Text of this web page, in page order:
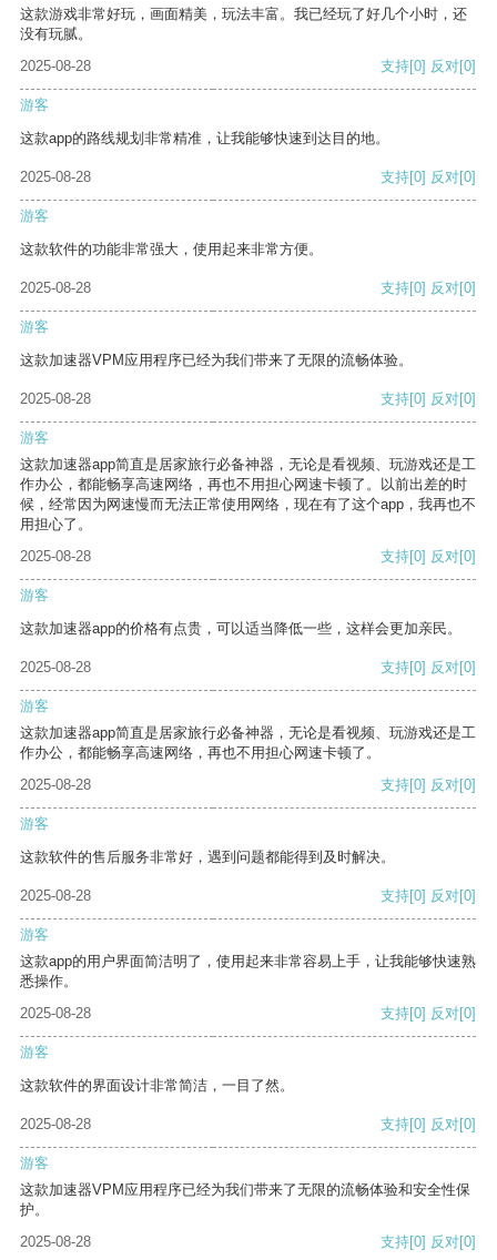
这款游戏非常好玩，画面精美，玩法丰富。我已经玩了好几个小时，还
没有玩腻。
2025-08-28
支持[0] 反对[0]
游客
这款app的路线规划非常精准，让我能够快速到达目的地。
2025-08-28 支持[0] 反对[0]
游客
这款软件的功能非常强大，使用起来非常方便。
2025-08-28 支持[0] 反对[0]
游客
这款加速器VPM应用程序已经为我们带来了无限的流畅体验。
2025-08-28 支持[0] 反对[0]
游客
这款加速器app简直是居家旅行必备神器，无论是看视频、玩游戏还是工
作办公，都能畅享高速网络，再也不用担心网速卡顿了。以前出差的时
候，经常因为网速慢而无法正常使用网络，现在有了这个app，我再也不
用担心了。
2025-08-28
支持[0] 反对[0]
游客
这款加速器app的价格有点贵，可以适当降低一些，这样会更加亲民。
2025-08-28 支持[0] 反对[0]
游客
这款加速器app简直是居家旅行必备神器，无论是看视频、玩游戏还是工
作办公，都能畅享高速网络，再也不用担心网速卡顿了。
2025-08-28
支持[0] 反对[0]
游客
这款软件的售后服务非常好，遇到问题都能得到及时解决。
2025-08-28 支持[0] 反对[0]
游客
这款app的用户界面简洁明了，使用起来非常容易上手，让我能够快速熟
悉操作。
2025-08-28
支持[0] 反对[0]
游客
这款软件的界面设计非常简洁，一目了然。
2025-08-28 支持[0] 反对[0]
游客
这款加速器VPM应用程序已经为我们带来了无限的流畅体验和安全性保
护。
2025-08-28
支持[0] 反对[0]